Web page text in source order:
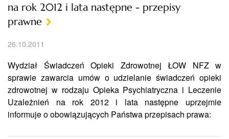
na rok 2012 i lata następne - przepisy
prawne
26.10.2011
Wydział Świadczeń Opieki Zdrowotnej ŁOW NFZ w
sprawie zawarcia umów o udzielanie świadczeń opieki
zdrowotnej w rodzaju Opieka Psychiatryczna i Leczenie
Uzależnień na rok 2012 i lata następne uprzejmie
informuje o obowiązujących Państwa przepisach prawa: